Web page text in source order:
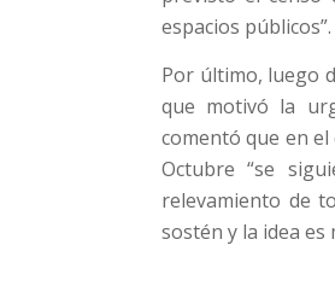
espacios públicos”.
Por último, luego
que motivó la
comentó que en el
Octubre “se
relevamiento de
sostén y la idea es